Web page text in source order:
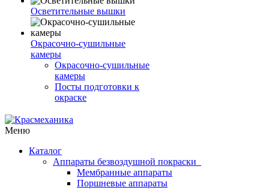
Осветительные вышки
Окрасочно-сушильные
камеры
Окрасочно-сушильные
камеры
Посты подготовки к
окраске
Меню
Каталог
Аппараты безвоздушной покраски
Мембранные аппараты
Поршневые аппараты